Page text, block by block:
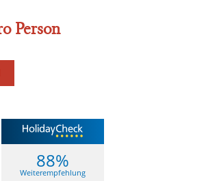
Person
88%
Weiterempfehlung